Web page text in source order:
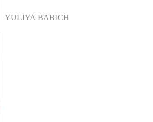
YULIYA BABICH